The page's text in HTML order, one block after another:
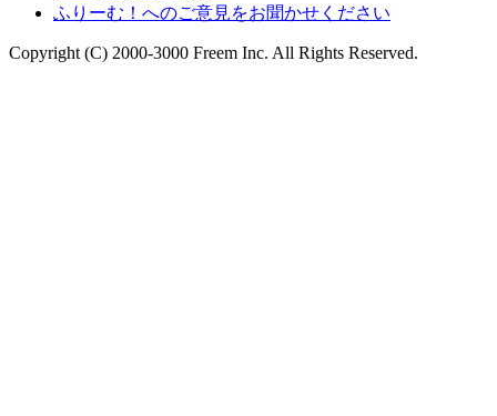
ふりーむ！へのご意見をお聞かせください
Copyright (C) 2000-3000 Freem Inc. All Rights Reserved.